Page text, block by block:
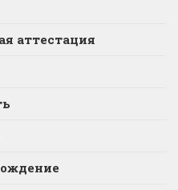
аттестация